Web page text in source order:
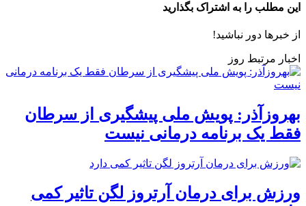
این مطلب را به اشتراک بگذارید
از خبرها دور نباشید!
اخبار مرتبط روز
بهروزآذر: پویش ملی پیشگیری از سرطان
فقط یک برنامه درمانی نیست
ورزش برای درمان آرتروز لگن تاثیر کمی